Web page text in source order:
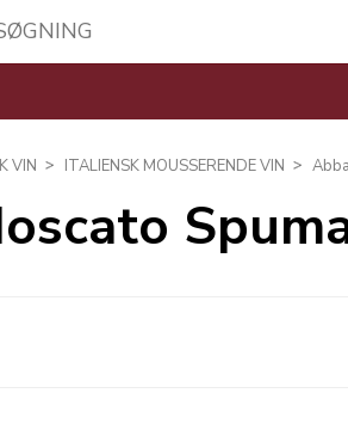
VIN ITALIENSK MOUSSERENDE VIN